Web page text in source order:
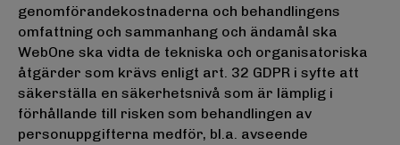
genomförandekostnaderna och behandlingens
omfattning och sammanhang och ändamål ska
WebOne ska vidta de tekniska och organisatoriska
åtgärder som krävs enligt art. 32 GDPR i syfte att
säkerställa en säkerhetsnivå som är lämplig i
förhållande till risken som behandlingen av
personuppgifterna medför, bl.a. avseende